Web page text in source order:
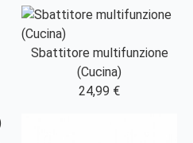
Sbattitore multifunzione
(Cucina)
24,99 €